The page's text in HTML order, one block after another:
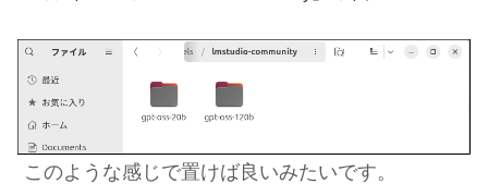
このような感じで置けば良いみたいです。